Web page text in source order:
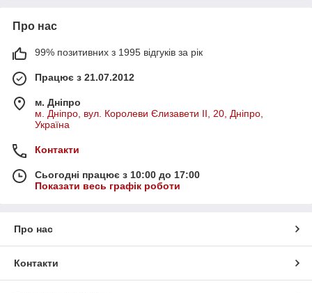
Про нас
99% позитивних з 1995 відгуків за рік
Працює з 21.07.2012
м. Дніпро
м. Дніпро, вул. Королеви Єлизавети ІІ, 20, Дніпро,
Україна
Контакти
Сьогодні працює з 10:00 до 17:00
Показати весь графік роботи
Про нас
Контакти